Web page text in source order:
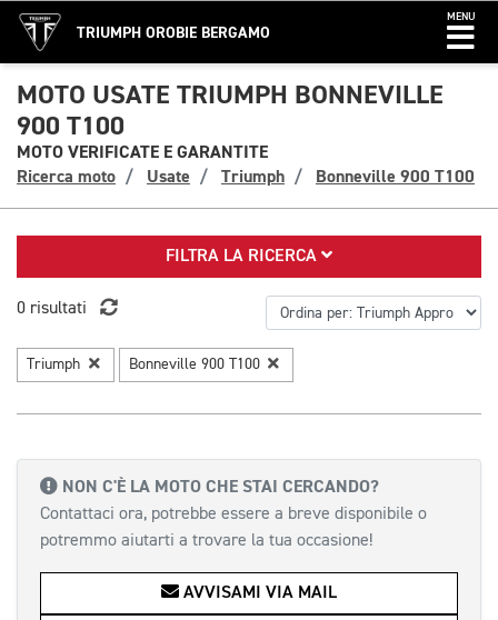
TRIUMPH OROBIE BERGAMO
MENU
MOTO USATE TRIUMPH BONNEVILLE
900 T100
MOTO VERIFICATE E GARANTITE
Ricerca moto
Usate Triumph Bonneville 900 T100
FILTRA LA RICERCA
0 risultati
Triumph Bonneville 900 T100
NON C'È LA MOTO CHE STAI CERCANDO?
Contattaci ora, potrebbe essere a breve disponibile o
potremmo aiutarti a trovare la tua occasione!
AVVISAMI VIA MAIL